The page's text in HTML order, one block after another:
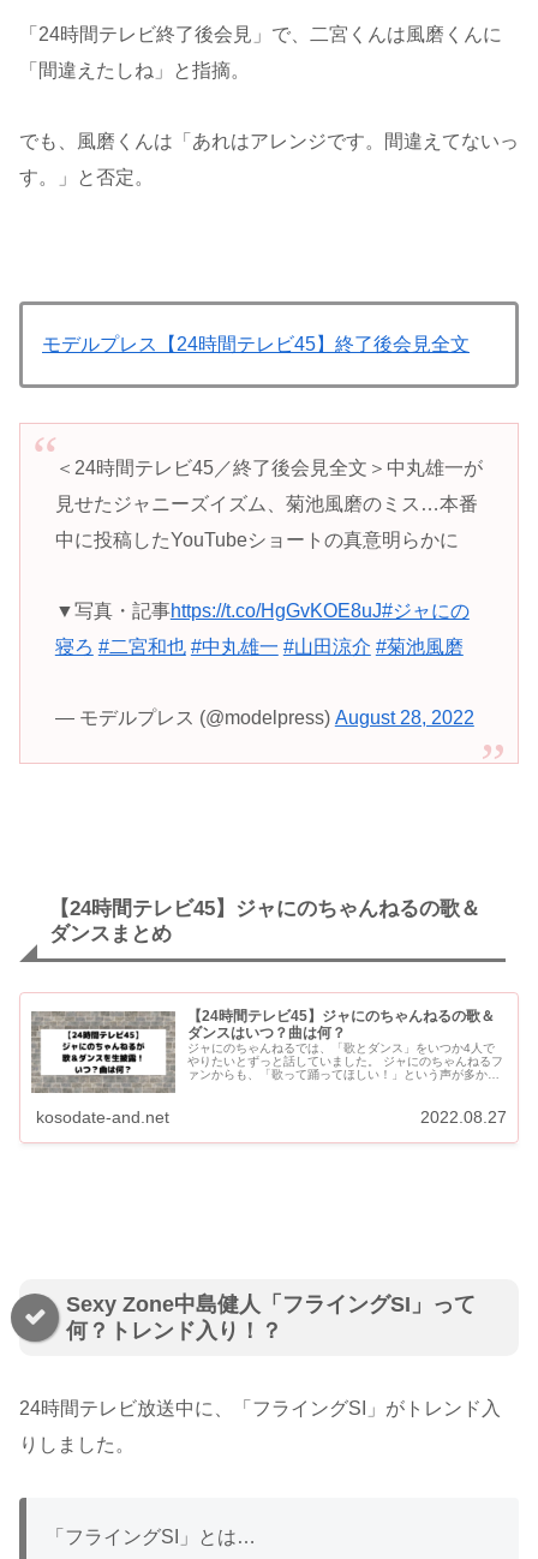
「24時間テレビ終了後会見」で、二宮くんは風磨くんに
「間違えたしね」と指摘。
でも、風磨くんは「あれはアレンジです。間違えてないっ
す。」と否定。
モデルプレス【24時間テレビ45】終了後会見全文
＜24時間テレビ45／終了後会見全文＞中丸雄一が
見せたジャニーズイズム、菊池風磨のミス…本番
中に投稿したYouTubeショートの真意明らかに
▼写真・記事https://t.co/HgGvKOE8uJ#ジャにの
寝ろ #二宮和也 #中丸雄一 #山田涼介 #菊池風磨
— モデルプレス (@modelpress) August 28, 2022
【24時間テレビ45】ジャにのちゃんねるの歌＆
ダンスまとめ
【24時間テレビ45】ジャにのちゃんねるの歌＆
ダンスはいつ？曲は何？
ジャにのちゃんねるでは、「歌とダンス」をいつか4人で
やりたいとずっと話していました。 ジャにのちゃんねるフ
ァンからも、「歌って踊ってほしい！」という声が多かっ
kosodate-and.net 2022.08.27
Sexy Zone中島健人「フライングSI」って
何？トレンド入り！？
24時間テレビ放送中に、「フライングSI」がトレンド入
りしました。
「フライングSI」とは…